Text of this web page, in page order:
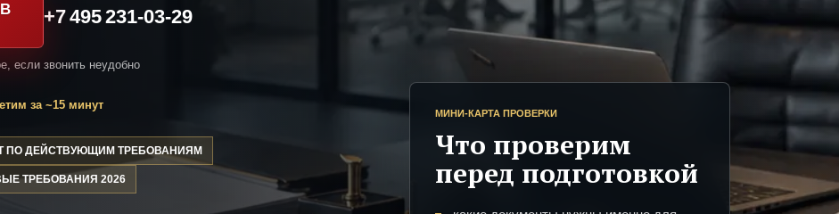
+7 495 231-03-29
если звонить неудобно
за ~15 минут
ПО ДЕЙСТВУЮЩИМ ТРЕБОВАНИЯМ
ТРЕБОВАНИЯ 2026
МИНИ-КАРТА ПРОВЕРКИ
Что проверим
перед подготовкой